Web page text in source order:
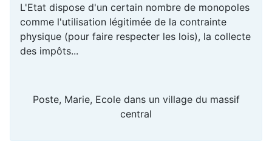
L'Etat dispose d'un certain nombre de monopoles
comme l'utilisation légitimée de la contrainte
physique (pour faire respecter les lois), la collecte
des impôts...
Poste, Marie, Ecole dans un village du massif
central